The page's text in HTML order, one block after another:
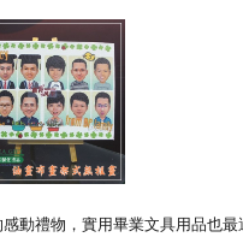
動禮物，實用畢業文具用品也